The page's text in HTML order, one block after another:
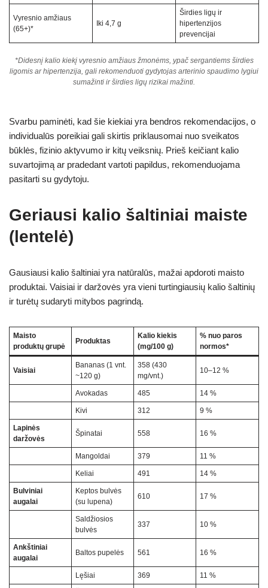
Vyresnio amžiaus
(65+)*
Iki 4,7 g
Širdies ligų ir
hipertenzijos
prevencijai
*Didesnį kalio kiekį vyresnio amžiaus žmonėms, ypač sergantiems širdies
ligomis ar hipertenzija, gali rekomenduoti gydytojas arterinio spaudimo lygiui
sumažinti ir širdies ligų rizikai mažinti.
Svarbu paminėti, kad šie kiekiai yra bendros rekomendacijos, o
individualūs poreikiai gali skirtis priklausomai nuo sveikatos
būklės, fizinio aktyvumo ir kitų veiksnių. Prieš keičiant kalio
suvartojimą ar pradedant vartoti papildus, rekomenduojama
pasitarti su gydytoju.
Geriausi kalio šaltiniai maiste
(lentelė)
Gausiausi kalio šaltiniai yra natūralūs, mažai apdoroti maisto
produktai. Vaisiai ir daržovės yra vieni turtingiausių kalio šaltinių
ir turėtų sudaryti mitybos pagrindą.
Maisto
produktų grupė
Produktas
Kalio kiekis
(mg/100 g)
% nuo paros
normos*
Vaisiai
Bananas (1 vnt.
~120 g)
358 (430
mg/vnt.)
10–12 %
Avokadas 485 14 %
Kivi 312 9 %
Lapinės
daržovės
Špinatai 558 16 %
Mangoldai 379 11 %
Keliai 491 14 %
Bulviniai
augalai
Keptos bulvės
(su lupena)
610 17 %
Saldžiosios
bulvės
337 10 %
Ankštiniai
augalai
Baltos pupelės 561 16 %
Lęšiai 369 11 %